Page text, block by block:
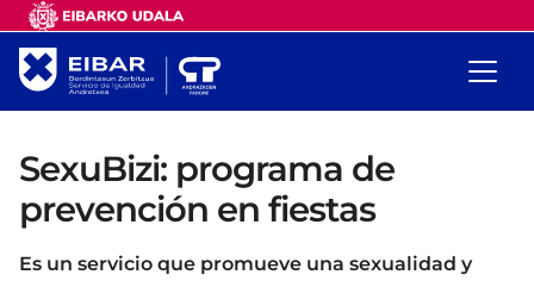
SexuBizi: programa de
prevención en fiestas
Es un servicio que promueve una sexualidad y